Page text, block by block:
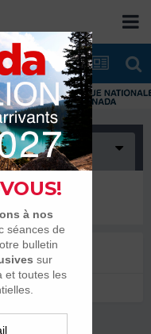
ici
en ligne
page.